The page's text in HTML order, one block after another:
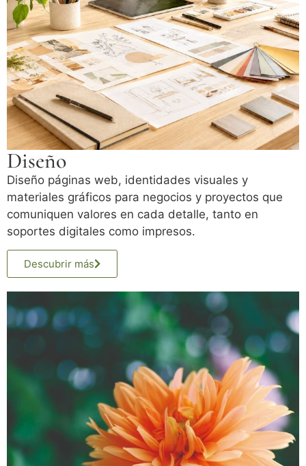
Diseño
Diseño páginas web, identidades visuales y
materiales gráficos para negocios y proyectos que
comuniquen valores en cada detalle, tanto en
soportes digitales como impresos.
Descubrir más